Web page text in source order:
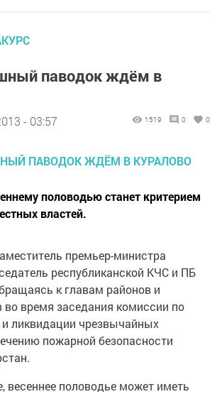
паводок ждём в
- 03:57 1519 0 0
половодью станет критерием
властей.
премьер-министра
республиканской КЧС и ПБ
к главам районов и
во время заседания комиссии по
ликвидации чрезвычайных
пожарной безопасности
весеннее половодье может иметь